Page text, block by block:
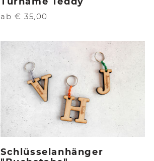
ab € 35,00
Schlüsselanhänger